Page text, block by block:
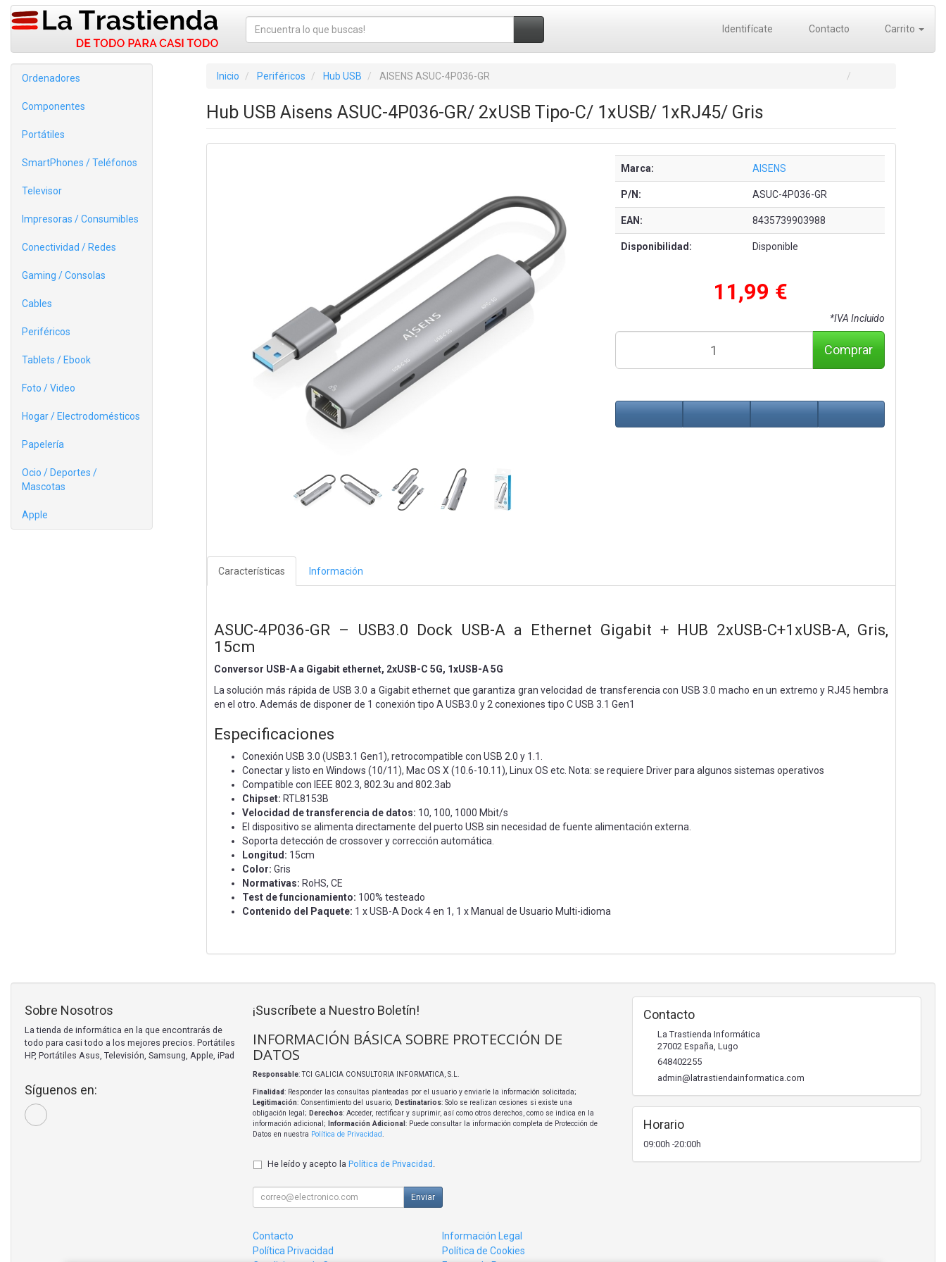
Identifícate Contacto Carrito
Ordenadores
Componentes
Portátiles
SmartPhones / Teléfonos
Televisor
Impresoras / Consumibles
Conectividad / Redes
Gaming / Consolas
Cables
Periféricos
Tablets / Ebook
Foto / Video
Hogar / Electrodomésticos
Papelería
Ocio / Deportes /
Mascotas
Apple
Inicio Periféricos Hub USB AISENS ASUC-4P036-GR
Hub USB Aisens ASUC-4P036-GR/ 2xUSB Tipo-C/ 1xUSB/ 1xRJ45/ Gris
Marca: AISENS
P/N: ASUC-4P036-GR
EAN: 8435739903988
Disponibilidad: Disponible
11,99 €
*IVA Incluido
Comprar
Características Información
ASUC-4P036-GR – USB3.0 Dock USB-A a Ethernet Gigabit + HUB 2xUSB-C+1xUSB-A, Gris,
15cm
Conversor USB-A a Gigabit ethernet, 2xUSB-C 5G, 1xUSB-A 5G
La solución más rápida de USB 3.0 a Gigabit ethernet que garantiza gran velocidad de transferencia con USB 3.0 macho en un extremo y RJ45 hembra
en el otro. Además de disponer de 1 conexión tipo A USB3.0 y 2 conexiones tipo C USB 3.1 Gen1
Especificaciones
Conexión USB 3.0 (USB3.1 Gen1), retrocompatible con USB 2.0 y 1.1.
Conectar y listo en Windows (10/11), Mac OS X (10.6-10.11), Linux OS etc. Nota: se requiere Driver para algunos sistemas operativos
Compatible con IEEE 802.3, 802.3u and 802.3ab
Chipset: RTL8153B
Velocidad de transferencia de datos: 10, 100, 1000 Mbit/s
El dispositivo se alimenta directamente del puerto USB sin necesidad de fuente alimentación externa.
Soporta detección de crossover y corrección automática.
Longitud: 15cm
Color: Gris
Normativas: RoHS, CE
Test de funcionamiento: 100% testeado
Contenido del Paquete: 1 x USB-A Dock 4 en 1, 1 x Manual de Usuario Multi-idioma
Sobre Nosotros
La tienda de informática en la que encontrarás de
todo para casi todo a los mejores precios. Portátiles
HP, Portátiles Asus, Televisión, Samsung, Apple, iPad
Síguenos en:
¡Suscríbete a Nuestro Boletín!
INFORMACIÓN BÁSICA SOBRE PROTECCIÓN DE
DATOS
Responsable: TCI GALICIA CONSULTORIA INFORMATICA, S.L.
Finalidad: Responder las consultas planteadas por el usuario y enviarle la información solicitada;
Legitimación: Consentimiento del usuario; Destinatarios: Solo se realizan cesiones si existe una
obligación legal; Derechos: Acceder, rectificar y suprimir, así como otros derechos, como se indica en la
información adicional;
Información Adicional : Puede consultar la información completa de Protección de
Datos en nuestra Política de Privacidad.
He leído y acepto la Política de Privacidad .
Enviar
Contacto
Información Legal
Política Privacidad
Política de Cookies
Contacto
La Trastienda Informática
27002 España, Lugo
648402255
admin@latrastiendainformatica.com
Horario
09:00h -20:00h